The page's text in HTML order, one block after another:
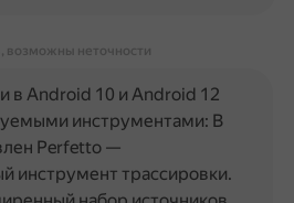
возможны неточности
в Android 10 и Android 12
инструментами: В
Perfetto —
инструмент трассировки.